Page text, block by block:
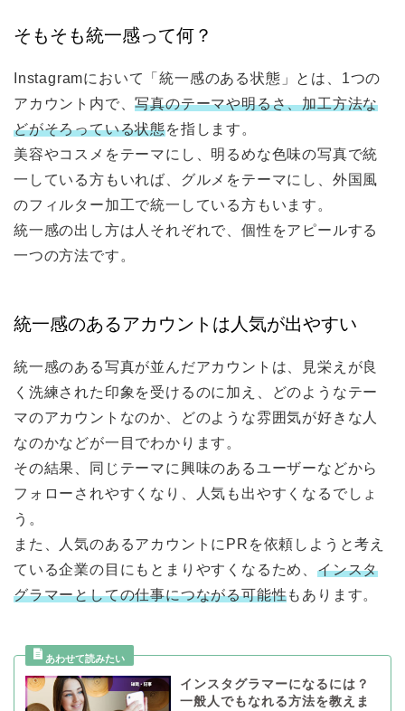
そもそも統一感って何？
Instagramにおいて「統一感のある状態」とは、1つの
アカウント内で、写真のテーマや明るさ、加工方法な
どがそろっている状態を指します。
美容やコスメをテーマにし、明るめな色味の写真で統
一している方もいれば、グルメをテーマにし、外国風
のフィルター加工で統一している方もいます。
統一感の出し方は人それぞれで、個性をアピールする
一つの方法です。
統一感のあるアカウントは人気が出やすい
統一感のある写真が並んだアカウントは、見栄えが良
く洗練された印象を受けるのに加え、どのようなテー
マのアカウントなのか、どのような雰囲気が好きな人
なのかなどが一目でわかります。
その結果、同じテーマに興味のあるユーザーなどから
フォローされやすくなり、人気も出やすくなるでしょ
う。
また、人気のあるアカウントにPRを依頼しようと考え
ている企業の目にもとまりやすくなるため、インスタ
グラマーとしての仕事につながる可能性もあります。
インスタグラマーになるには？
一般人でもなれる方法を教えま